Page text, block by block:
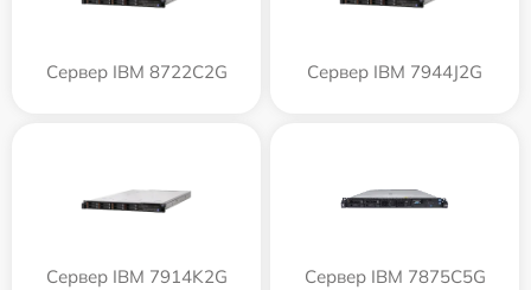
Сервер IBM 8722C2G Сервер IBM 7944J2G
Сервер IBM 7914K2G Сервер IBM 7875C5G